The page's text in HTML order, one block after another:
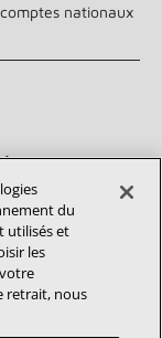
nationaux
du
utilisés et
les
retrait, nous